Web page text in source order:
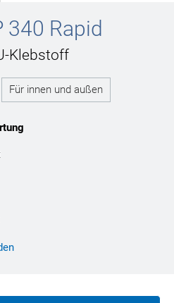
340 Rapid
Klebstoff
Für innen und außen